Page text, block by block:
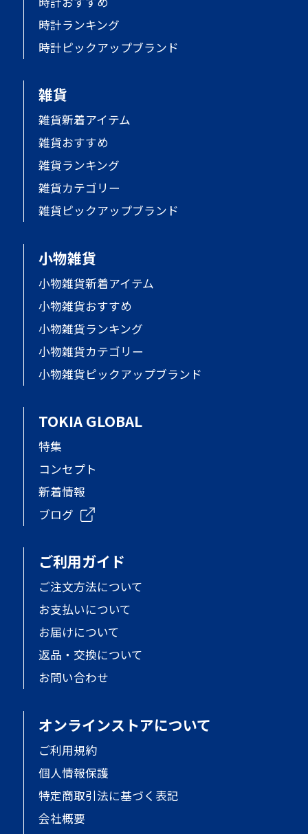
時計ランキング
時計ピックアップブランド
雑貨
雑貨新着アイテム
雑貨おすすめ
雑貨ランキング
雑貨カテゴリー
雑貨ピックアップブランド
小物雑貨
小物雑貨新着アイテム
小物雑貨おすすめ
小物雑貨ランキング
小物雑貨カテゴリー
小物雑貨ピックアップブランド
TOKIA GLOBAL
特集
コンセプト
新着情報
ブログ
ご利用ガイド
ご注文方法について
お支払いについて
お届けについて
返品・交換について
お問い合わせ
オンラインストアについて
ご利用規約
個人情報保護
特定商取引法に基づく表記
会社概要